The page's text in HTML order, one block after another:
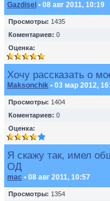
Gazdisel • 08 авг 2011, 10:19
Просмотры: 1435
Коментариев: 0
Оценка:
Хочу рассказать о
Maksonchik • 03 мар 2012,
Просмотры: 1404
Коментариев: 0
Оценка:
Я скажу так, имел
ОД
mac • 08 авг 2011, 10:57
Просмотры: 1354